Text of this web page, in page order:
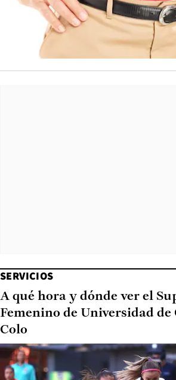
SERVICIOS
A qué hora y dónde ver el
Femenino de Universidad de
Colo